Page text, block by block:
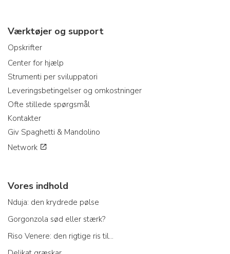
Værktøjer og support
Opskrifter
Center for hjælp
Strumenti per sviluppatori
Leveringsbetingelser og omkostninger
Ofte stillede spørgsmål
Kontakter
Giv Spaghetti & Mandolino
Network
Vores indhold
Nduja: den krydrede pølse
Gorgonzola sød eller stærk?
Riso Venere: den rigtige ris til...